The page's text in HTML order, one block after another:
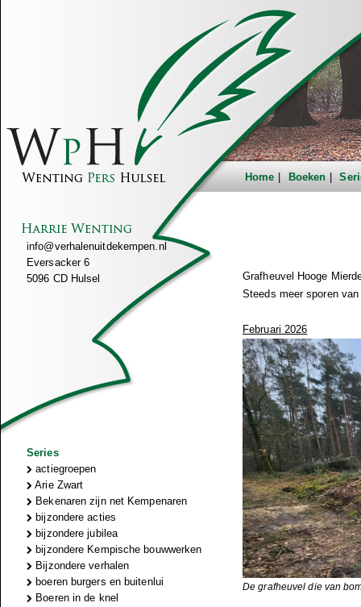
Home Boeken
info@verhalenuitdekempen.nl
Eversacker 6
5096 CD Hulsel
Series
actiegroepen
Arie Zwart
Bekenaren zijn net Kempenaren
bijzondere acties
bijzondere jubilea
bijzondere Kempische bouwwerken
Bijzondere verhalen
boeren burgers en buitenlui
Boeren in de knel
Grafheuvel Hooge
Steeds meer sporen
Februari 2026
De grafheuvel die van